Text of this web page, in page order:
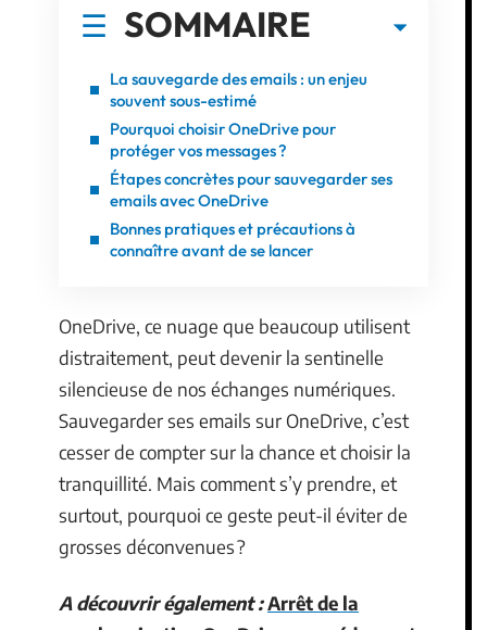
SOMMAIRE
La sauvegarde des emails : un enjeu
souvent sous-estimé
Pourquoi choisir OneDrive pour
protéger vos messages ?
Étapes concrètes pour sauvegarder ses
emails avec OneDrive
Bonnes pratiques et précautions à
connaître avant de se lancer
OneDrive, ce nuage que beaucoup utilisent
distraitement, peut devenir la sentinelle
silencieuse de nos échanges numériques.
Sauvegarder ses emails sur OneDrive, c’est
cesser de compter sur la chance et choisir la
tranquillité. Mais comment s’y prendre, et
surtout, pourquoi ce geste peut-il éviter de
grosses déconvenues ?
A découvrir également :Arrêt de la